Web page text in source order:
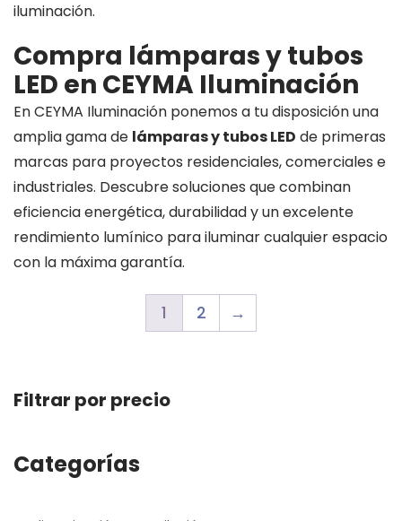
iluminación.
Compra lámparas y tubos
LED en CEYMA Iluminación
En CEYMA Iluminación ponemos a tu disposición una
amplia gama de lámparas y tubos LED de primeras
marcas para proyectos residenciales, comerciales e
industriales. Descubre soluciones que combinan
eficiencia energética, durabilidad y un excelente
rendimiento lumínico para iluminar cualquier espacio
con la máxima garantía.
1 2 →
Filtrar por precio
Categorías